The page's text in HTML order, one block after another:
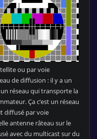
ou par voie
de diffusion : il y a un
réseau qui transporte la
Ça c’est un réseau
diffusé par voie
antenne râteau sur le
avec du multicast sur du